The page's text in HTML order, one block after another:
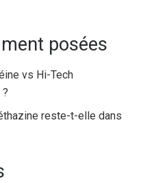
posées
vs Hi-Tech
reste-t-elle dans